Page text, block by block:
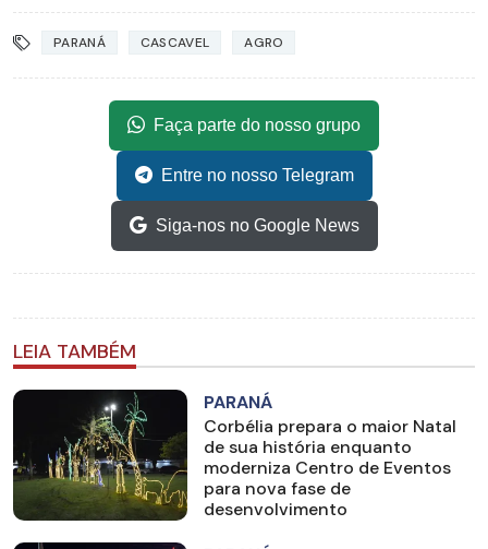
PARANÁ CASCAVEL AGRO
Faça parte do nosso grupo
Entre no nosso Telegram
Siga-nos no Google News
LEIA TAMBÉM
PARANÁ
Corbélia prepara o maior Natal
de sua história enquanto
moderniza Centro de Eventos
para nova fase de
desenvolvimento